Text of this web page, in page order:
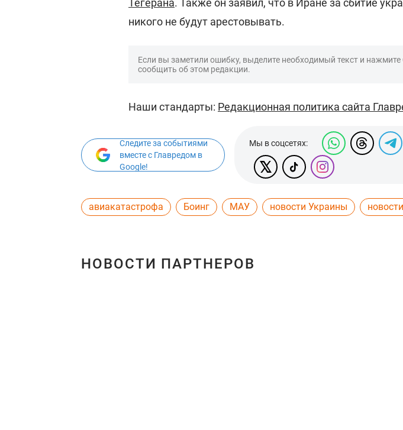
Тегерана. Также он заявил, что в Иране за сбитие
никого не будут арестовывать.
Если вы заметили ошибку, выделите необходимый текст и нажмите
сообщить об этом редакции.
Наши стандарты: Редакционная политика сайта
Следите за событиями
вместе с Главредом в
Google!
Мы в соцсетях:
авиакатастрофа Боинг МАУ новости Украины
НОВОСТИ ПАРТНЕРОВ